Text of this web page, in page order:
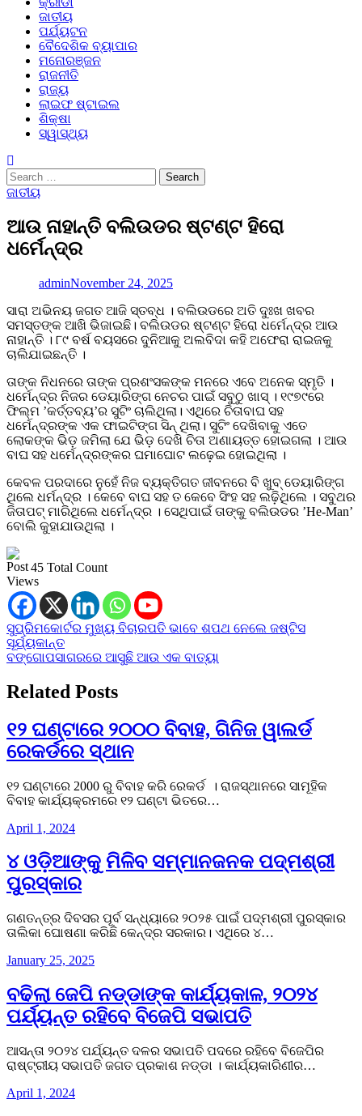
ଜାତୀୟ
ପର୍ଯ୍ୟଟନ
ବୈଦେଶିକ ବ୍ୟାପାର
ମନୋରଞ୍ଜନ
ରାଜନୀତି
ରାଜ୍ୟ
ଲାଇଫ ଷ୍ଟାଇଲ
ଶିକ୍ଷା
ସ୍ୱାସ୍ଥ୍ୟ
Search
for:
ଜାତୀୟ
ଆଉ ନାହାନ୍ତି ବଲିଉଡର ଷ୍ଟଣ୍ଟ ହିରୋ
ଧର୍ମେନ୍ଦ୍ର
adminNovember 24, 2025
ସାରା ଅଭିନୟ ଜଗତ ଆଜି ସ୍ତବ୍ଧ । ବଲିଉଡରେ ଅତି ଦୁଃଖ ଖବର
ସମସ୍ତଙ୍କ ଆଖି ଭିଜାଇଛି। ବଲିଉଡର ଷ୍ଟଣ୍ଟ ହିରୋ ଧର୍ମେନ୍ଦ୍ର ଆଉ
ନାହାନ୍ତି । ୮୯ ବର୍ଷ ବୟସରେ ଦୁନିଆକୁ ଅଲବିଦା କହି ଅଫେରା ରାଇଜକୁ
ଚାଲିଯାଇଛନ୍ତି ।
ତାଙ୍କ ନିଧନରେ ତାଙ୍କ ପ୍ରଶଂସକଙ୍କ ମନରେ ଏବେ ଅନେକ ସ୍ମୃତି ।
ଧର୍ମେନ୍ଦ୍ର ନିଜର ଡେୟାରିଙ୍ଗ ନେଚର ପାଇଁ ସବୁଠୁ ଖାସ୍ । ୧୯୭୯ରେ
ଫିଲ୍ମ ’କର୍ତ୍ତବ୍ୟ’ର ସୁଟିଂ ଚାଲିଥିଲା। ଏଥିରେ ଚିତାବାଘ ସହ
ଧର୍ମେନ୍ଦ୍ରଙ୍କ ଏକ ଫାଇଟିଙ୍ଗ ସିନ୍ ଥିଲା। ସୁଟିଂ ଦେଖିବାକୁ ଏତେ
ଲୋକଙ୍କ ଭିଡ଼ ଜମିଲା ଯେ ଭିଡ଼ ଦେଖି ଚିତା ଅଣାୟତ୍ତ ହୋଇଗଲା । ଆଉ
ବାଘ ସହ ଧର୍ମେନ୍ଦ୍ରଙ୍କର ଘମାଘୋଟ ଲଢ଼େଇ ହୋଇଥିଲା ।
କେବଳ ପରଦାରେ ନୁହେଁ ନିଜ ବ୍ୟକ୍ତିଗତ ଜୀବନରେ ବି ଖୁବ୍ ଡେୟାରିଙ୍ଗ
ଥିଲେ ଧର୍ମନ୍ଦ୍ର । କେବେ ବାଘ ସହ ତ କେବେ ସିଂହ ସହ ଲଢ଼ିଥିଲେ । ସବୁଥର
ଜିତାପଟ୍ ମାରିଥିଲେ ଧର୍ମେନ୍ଦ୍ର । ସେଥିପାଇଁ ତାଙ୍କୁ ବଲିଉଡର ’He-Man’
ବୋଲି କୁହାଯାଉଥିଲା ।
45 Total Count
Post
navigation
ସୁପ୍ରିମକୋର୍ଟର ମୁଖ୍ୟ ବିଚାରପତି ଭାବେ ଶପଥ ନେଲେ ଜଷ୍ଟିସ
ସୂର୍ଯ୍ୟକାନ୍ତ
ବଙ୍ଗୋପସାଗରରେ ଆସୁଛି ଆଉ ଏକ ବାତ୍ୟା
Related Posts
୧୨ ଘଣ୍ଟାରେ ୨୦୦୦ ବିବାହ, ଗିନିଜ ୱାଲର୍ଡ
ରେକର୍ଡରେ ସ୍ଥାନ
୧୨ ଘଣ୍ଟାରେ 2000 ରୁ ବିବାହ କରି ରେକର୍ଡ । ରାଜସ୍ଥାନରେ ସାମୂହିକ
ବିବାହ କାର୍ଯ୍ୟକ୍ରମରେ ୧୨ ଘଣ୍ଟା ଭିତରେ…
April 1, 2024
୪ ଓଡ଼ିଆଙ୍କୁ ମିଳିବ ସମ୍ମାନଜନକ ପଦ୍ମଶ୍ରୀ
ପୁରସ୍କାର
ଗଣତନ୍ତ୍ର ଦିବସର ପୂର୍ବ ସନ୍ଧ୍ୟାରେ ୨୦୨୫ ପାଇଁ ପଦ୍ମଶ୍ରୀ ପୁରସ୍କାର
ତାଲିକା ଘୋଷଣା କରିଛି କେନ୍ଦ୍ର ସରକାର। ଏଥିରେ ୪…
January 25, 2025
ବଢିଲା ଜେପି ନଡ୍ଡାଙ୍କ କାର୍ଯ୍ୟକାଳ, ୨୦୨୪
ପର୍ଯ୍ୟନ୍ତ ରହିବେ ବିଜେପି ସଭାପତି
ଆସନ୍ତା ୨୦୨୪ ପର୍ଯ୍ୟନ୍ତ ଦଳର ସଭାପତି ପଦରେ ରହିବେ ବିଜେପିର
ରାଷ୍ଟ୍ରୀୟ ସଭାପତି ଜଗତ ପ୍ରକାଶ ନଡ୍ଡା । କାର୍ଯ୍ୟକାରିଣୀର…
April 1, 2024